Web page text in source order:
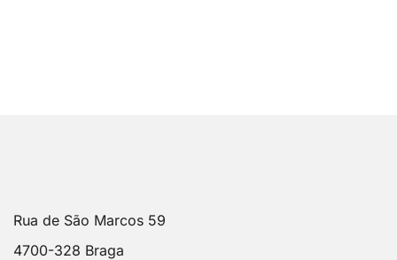
Rua de São Marcos 59
4700-328 Braga